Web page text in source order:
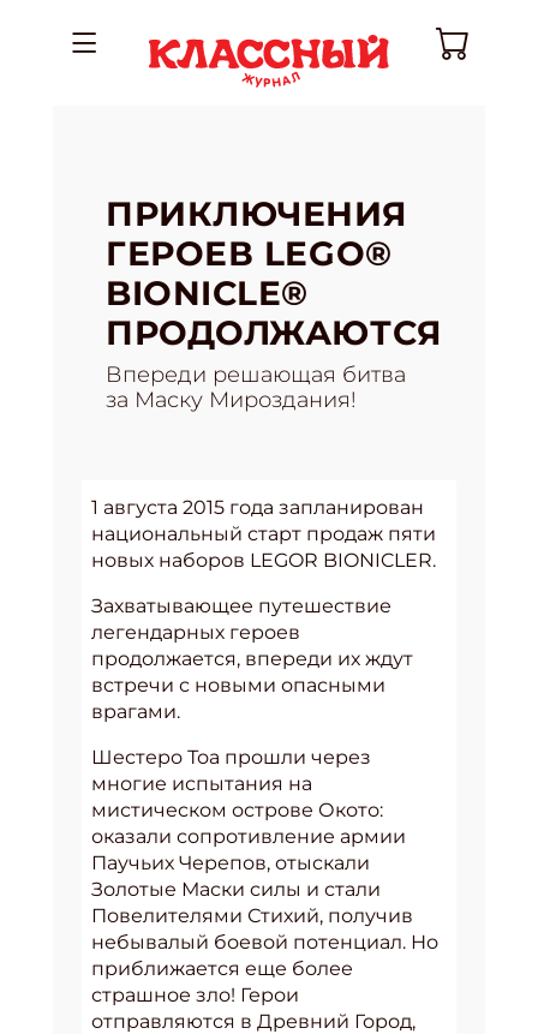
ПРИКЛЮЧЕНИЯ
ГЕРОЕВ LEGO®
BIONICLE®
ПРОДОЛЖАЮТСЯ
Впереди решающая битва
за Маску Мироздания!
1 августа 2015 года запланирован
национальный старт продаж пяти
новых наборов LEGOR BIONICLER.
Захватывающее путешествие
легендарных героев
продолжается, впереди их ждут
встречи с новыми опасными
врагами.
Шестеро Тоа прошли через
многие испытания на
мистическом острове Окото:
оказали сопротивление армии
Паучьих Черепов, отыскали
Золотые Маски силы и стали
Повелителями Стихий, получив
небывалый боевой потенциал. Но
приближается еще более
страшное зло! Герои
отправляются в Древний Город,